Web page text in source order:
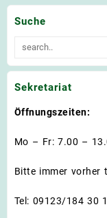
Spuren
der
Eichhörnchen
Suche
Sekretariat
Öffnungszeiten:
Mo – Fr: 7.00 –
Bitte immer vorher
Tel: 09123/184 30